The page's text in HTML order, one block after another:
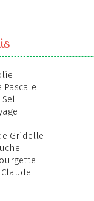
Pascale
Gridelle